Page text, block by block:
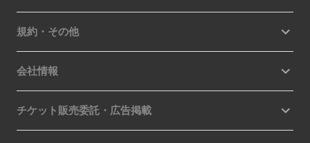
規約・その他
会社情報
チケット販売委託・広告掲載